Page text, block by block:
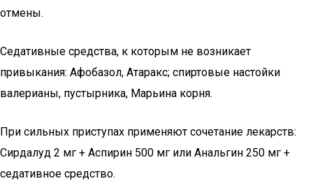
отмены.
Седативные средства, к которым не возникает
привыкания: Афобазол, Атаракс; спиртовые настойки
валерианы, пустырника, Марьина корня.
При сильных приступах применяют сочетание лекарств:
Сирдалуд 2 мг + Аспирин 500 мг или Анальгин 250 мг +
седативное средство.